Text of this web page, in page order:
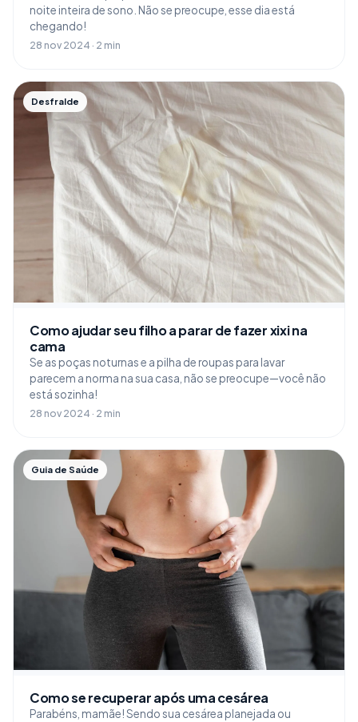
noite inteira de sono. Não se preocupe, esse dia está
chegando!
28 nov 2024 · 2 min
Desfralde
Como ajudar seu filho a parar de fazer xixi na
cama
Se as poças noturnas e a pilha de roupas para lavar
parecem a norma na sua casa, não se preocupe—você não
está sozinha!
28 nov 2024 · 2 min
Guia de Saúde
Como se recuperar após uma cesárea
Parabéns, mamãe! Sendo sua cesárea planejada ou